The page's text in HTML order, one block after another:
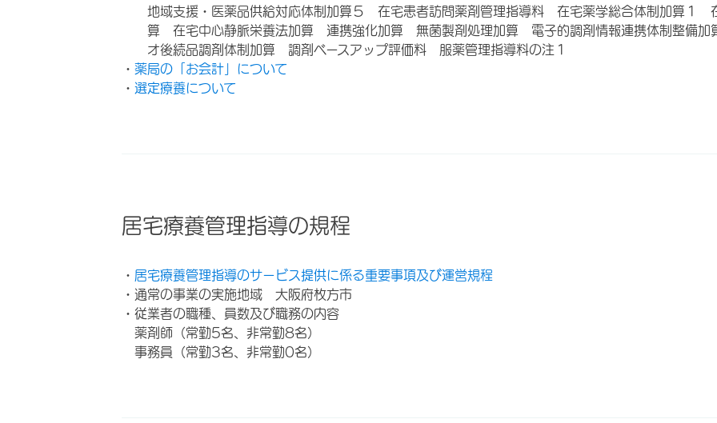
地域支援・医薬品供給対応体制加算５ 在宅患者訪問薬剤管理指導料 在宅薬学総合体制加算１
算 在宅中心静脈栄養法加算 連携強化加算 無菌製剤処理加算 電子的調剤情報連携体制整備
オ後続品調剤体制加算 調剤ベースアップ評価料 服薬管理指導料の注１
・ 薬局の「お会計」について
・ 選定療養について
居宅療養管理指導の規程
・ 居宅療養管理指導のサービス提供に係る重要事項及び運営規程
・通常の事業の実施地域 大阪府枚方市
・従業者の職種、員数及び職務の内容
薬剤師（常勤5名、非常勤8名）
事務員（常勤3名、非常勤0名）